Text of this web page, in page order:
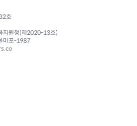
호
지원청(제2020-13호)
마포-1987